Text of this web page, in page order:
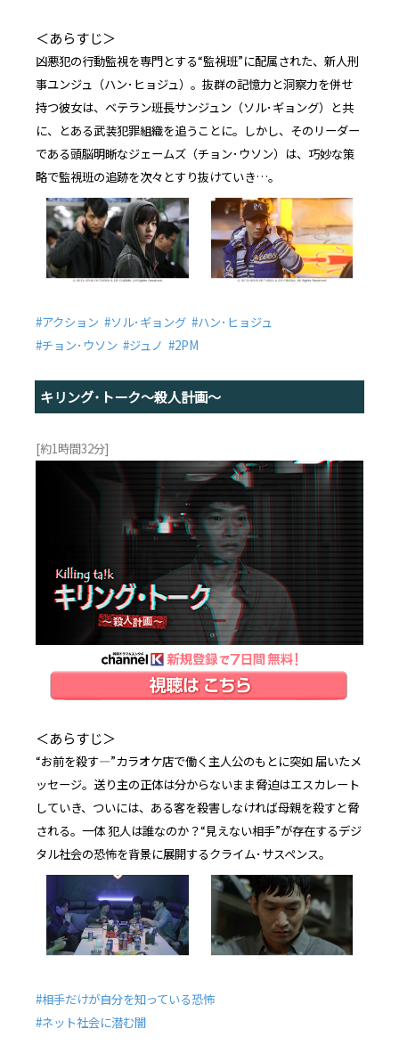
＜あらすじ＞
凶悪犯の行動監視を専門とする“監視班”に配属された、新人刑
事ユンジュ（ハン･ヒョジュ）。抜群の記憶力と洞察力を併せ
持つ彼女は、ベテラン班長サンジュン（ソル･ギョング）と共
に、とある武装犯罪組織を追うことに。しかし、そのリーダー
である頭脳明晰なジェームズ（チョン･ウソン）は、巧妙な策
略で監視班の追跡を次々とすり抜けていき…。
#アクション #ソル･ギョング #ハン･ヒョジュ
#チョン･ウソン #ジュノ #2PM
キリング･トーク〜殺人計画〜
[約1時間32分]
＜あらすじ＞
“お前を殺す―”カラオケ店で働く主人公のもとに突如 届いたメ
ッセージ。送り主の正体は分からないまま脅迫はエスカレート
していき、ついには、ある客を殺害しなければ母親を殺すと脅
される。一体 犯人は誰なのか？“見えない相手”が存在するデジ
タル社会の恐怖を背景に展開するクライム･サスペンス。
#相手だけが自分を知っている恐怖
#ネット社会に潜む闇